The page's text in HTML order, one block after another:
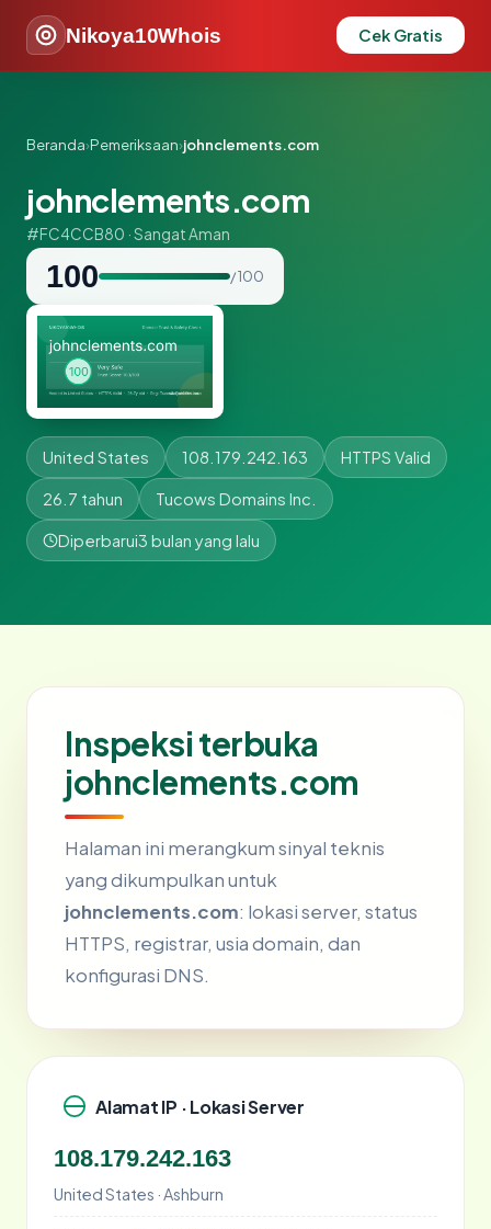
Nikoya10Whois Cek Gratis
Beranda›Pemeriksaan›johnclements.com
johnclements.com
#FC4CCB80 · Sangat Aman
100 / 100
United States 108.179.242.163 HTTPS Valid
26.7 tahun Tucows Domains Inc.
Diperbarui3 bulan yang lalu
Inspeksi terbuka
johnclements.com
Halaman ini merangkum sinyal teknis
yang dikumpulkan untuk
johnclements.com: lokasi server, status
HTTPS, registrar, usia domain, dan
konfigurasi DNS.
Alamat IP · Lokasi Server
108.179.242.163
United States · Ashburn